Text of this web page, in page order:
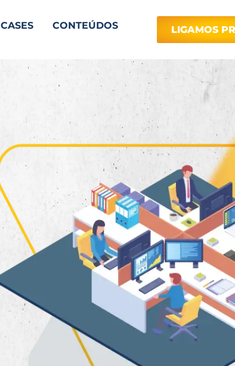
CASES CONTEÚDOS LIGAMOS